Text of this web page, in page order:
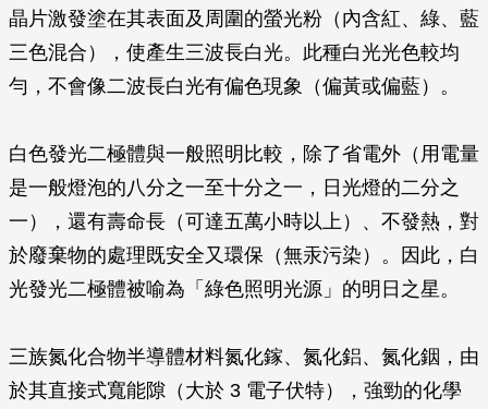
晶片激發塗在其表面及周圍的螢光粉（內含紅、綠、藍
三色混合），使產生三波長白光。此種白光光色較均
勻，不會像二波長白光有偏色現象（偏黃或偏藍）。
白色發光二極體與一般照明比較，除了省電外（用電量
是一般燈泡的八分之一至十分之一，日光燈的二分之
一），還有壽命長（可達五萬小時以上）、不發熱，對
於廢棄物的處理既安全又環保（無汞污染）。因此，白
光發光二極體被喻為「綠色照明光源」的明日之星。
三族氮化合物半導體材料氮化鎵、氮化鋁、氮化銦，由
於其直接式寬能隙（大於 3 電子伏特），強勁的化學